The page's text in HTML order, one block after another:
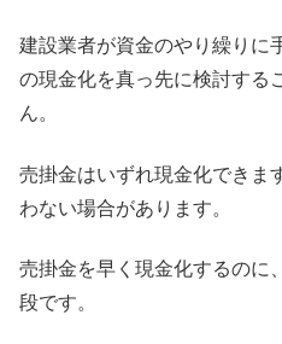
建設業者が資金のやり繰りに
の現金化を真っ先に検討する
ん。
売掛金はいずれ現金化できま
わない場合があります。
売掛金を早く現金化するのに
段です。